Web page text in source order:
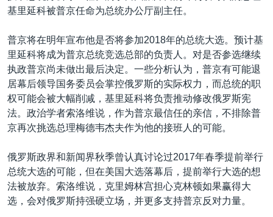
基里延科被普京任命为总统办公厅副主任。
普京将在明年宣布他是否将参加2018年的总统大选。预计基
里延科将成为普京总统竞选总部的负责人。对是否参选继续
执政普京尚未做出最后决定。一些分析认为，普京有可能退
居幕后领导国务委员会掌控俄罗斯的实际权力，而总统的职
权可能会被大幅削减，基里延科将负责推动修改俄罗斯宪
法。政治学者索洛维说，作为普京最信任的亲信，不排除普
京再次挑选总理梅德韦杰夫作为他的接班人的可能。
俄罗斯政界和新闻界秋季曾认真讨论过2017年春季提前举行
总统大选的可能，但在美国大选落幕后，提前举行大选的想
法被放弃。索洛维说，克里姆林宫担心克林顿如果赢得大
选，会对俄罗斯持强硬立场，并更多支持普京反对力量。